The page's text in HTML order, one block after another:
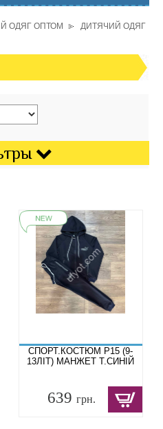
ОДЯГ ОПТОМ
ДИТЯЧИЙ ОДЯГ
СПОРТ.КОСТЮМ P15 (9-
13ЛІТ) МАНЖЕТ Т.СИНІЙ
639грн.